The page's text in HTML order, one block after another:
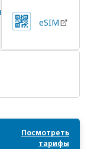
eSIM
Посмотреть
тарифы